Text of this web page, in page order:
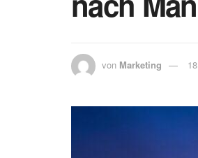
von Marketing